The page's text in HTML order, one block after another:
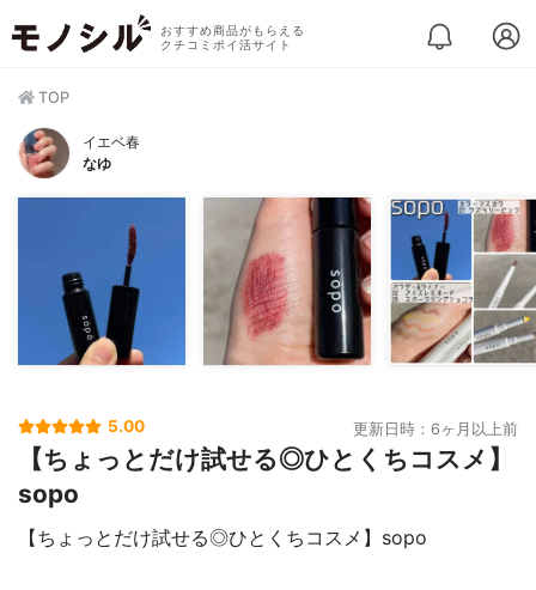
おすすめ商品がもらえる
クチコミポイ活サイト
TOP
イエベ春
なゆ
5.00 更新日時：6ヶ月以上前
【ちょっとだけ試せる◎ひとくちコスメ】
sopo
【ちょっとだけ試せる◎ひとくちコスメ】sopo